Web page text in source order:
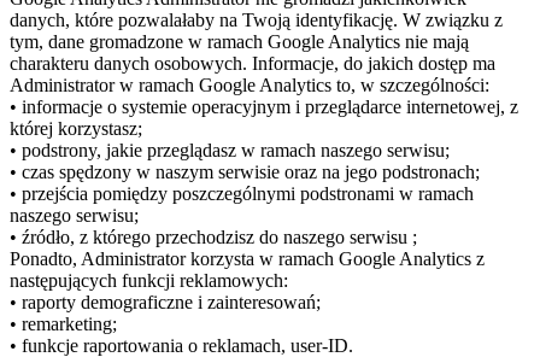
danych, które pozwalałaby na Twoją identyfikację. W związku z
tym, dane gromadzone w ramach Google Analytics nie mają
charakteru danych osobowych. Informacje, do jakich dostęp ma
Administrator w ramach Google Analytics to, w szczególności:
• informacje o systemie operacyjnym i przeglądarce internetowej, z
której korzystasz;
• podstrony, jakie przeglądasz w ramach naszego serwisu;
• czas spędzony w naszym serwisie oraz na jego podstronach;
• przejścia pomiędzy poszczególnymi podstronami w ramach
naszego serwisu;
• źródło, z którego przechodzisz do naszego serwisu ;
Ponadto, Administrator korzysta w ramach Google Analytics z
następujących funkcji reklamowych:
• raporty demograficzne i zainteresowań;
• remarketing;
• funkcje raportowania o reklamach, user-ID.